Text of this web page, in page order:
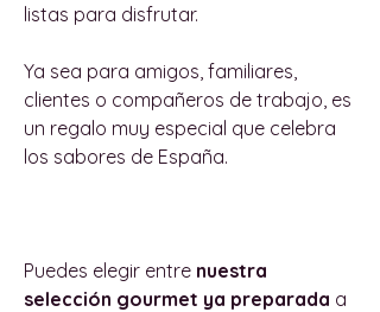
listas para disfrutar.
Ya sea para amigos, familiares,
clientes o compañeros de trabajo, es
un regalo muy especial que celebra
los sabores de España.
Puedes elegir entre nuestra
selección gourmet ya preparada a